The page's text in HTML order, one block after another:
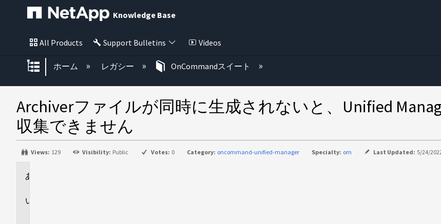
Knowledge Base
All Products Support Bulletins Videos
グローバル階層を展開/折りたたむ
ホーム レガシー OnCommandスイート
Archiverファイルが同時に生成されないと、Unified
収集できません
Views: 129 Visibility: Public Votes: 0 Category: oncommand-unified-manager Specialty: om Last Updated: 5/24/